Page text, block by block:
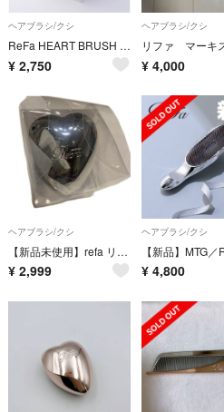
ヘアブラシ/クシ
ReFa HEART BRUSH ローズゴールド 未使用品
¥ 2,750
ヘアブラシ/クシ
¥ 4,000
ヘアブラシ/クシ
【新品未使用】refa リファ ハートブラシ ヘアブラシ ヘアケア 櫛 シルバー
¥ 2,999
ヘアブラシ/クシ
¥ 4,800